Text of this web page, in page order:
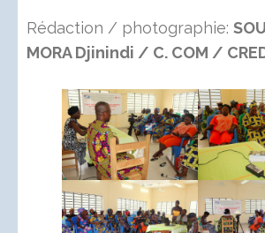
Rédaction / photographie:
MORA Djinindi / C. COM /